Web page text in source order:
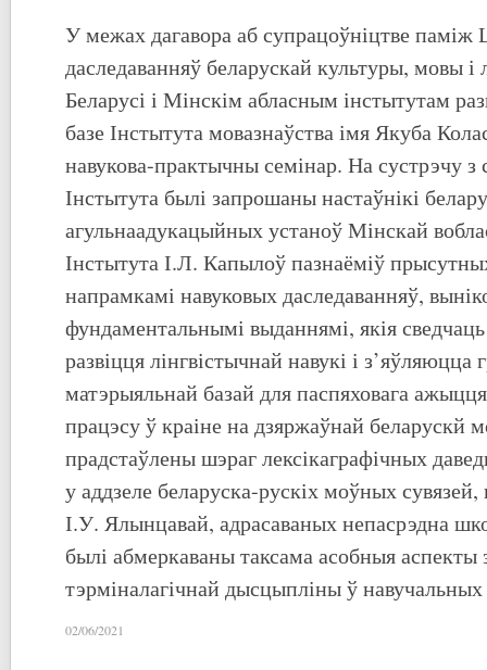
У межах дагавора аб супрацоўніцтве паміж
даследаванняў беларускай культуры, мовы
Беларусі і Мінскім абласным інстытутам
базе Інстытута мовазнаўства імя Якуба
навукова-практычны семінар. На сустрэчу з
Інстытута былі запрошаны настаўнікі
агульнаадукацыйных устаноў Мінскай
Інстытута І.Л. Капылоў пазнаёміў
напрамкамі навуковых даследаванняў,
фундаментальнымі выданнямі, якія
развіцця лінгвістычнай навукі і з’яўляюцца
матэрыяльнай базай для паспяховага
працэсу ў краіне на дзяржаўнай беларускй
прадстаўлены шэраг лексікаграфічных
у аддзеле беларуска-рускіх моўных
І.У. Ялынцавай, адрасаваных непасрэдна
былі абмеркаваны таксама асобныя аспекты
тэрміналагічнай дысцыпліны ў
02/06/2021